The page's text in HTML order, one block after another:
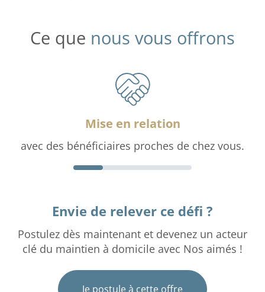
Ce que nous vous offrons
Mise en relation
avec des bénéficiaires proches de chez vous.
Envie de relever ce défi ?
Postulez dès maintenant et devenez un acteur
clé du maintien à domicile avec Nos aimés !
Je postule à cette offre